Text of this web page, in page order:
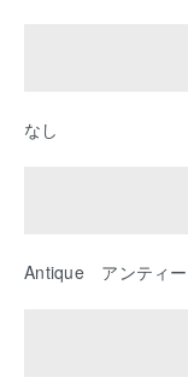
なし
Antique アンティ